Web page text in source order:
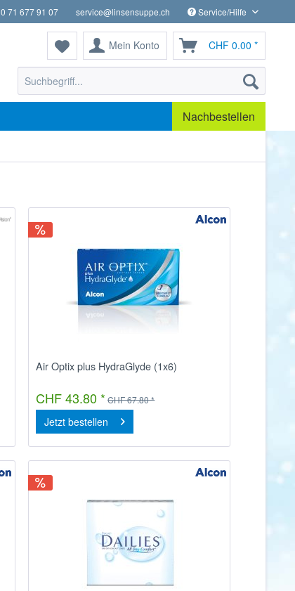
0 71 677 91 07 service@linsensuppe.ch Service/Hilfe
Mein Konto CHF 0.00 *
Nachbestellen
Air Optix plus HydraGlyde (1x6)
CHF 43.80 * CHF 67.80 *
Jetzt bestellen